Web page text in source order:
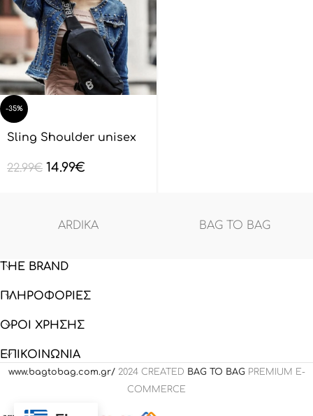
-35%
Sling Shoulder unisex
BL132801
22.99€ 14.99€
ARDIKA BAG TO BAG
THE BRAND
ΠΛΗΡΟΦΟΡΙΕΣ
ΟΡΟΙ ΧΡΗΣΗΣ
ΕΠΙΚΟΙΝΩΝΙΑ
www.bagtobag.com.gr/ 2024 CREATED BAG TO BAG PREMIUM E-
COMMERCE